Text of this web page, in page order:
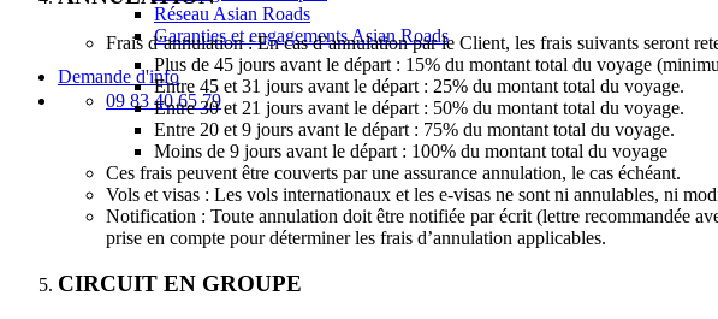
Réseau Asian Roads
Garanties et engagements Asian Roads
Demande d'info
09 83 40 65 79
Frais d’annulation : En cas d’annulation par le Client, les frais suivants seront
Plus de 45 jours avant le départ : 15% du montant total du voyage
Entre 45 et 31 jours avant le départ : 25% du montant total du voyage.
Entre 30 et 21 jours avant le départ : 50% du montant total du voyage.
Entre 20 et 9 jours avant le départ : 75% du montant total du voyage.
Moins de 9 jours avant le départ : 100% du montant total du voyage
Ces frais peuvent être couverts par une assurance annulation, le cas échéant.
Vols et visas : Les vols internationaux et les e-visas ne sont ni annulables, ni
Notification : Toute annulation doit être notifiée par écrit (lettre recommandée
prise en compte pour déterminer les frais d’annulation applicables.
CIRCUIT EN GROUPE